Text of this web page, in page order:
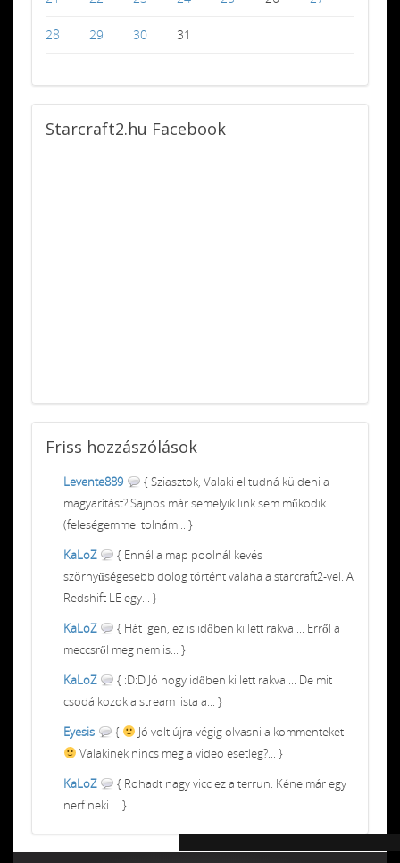
28 29 30 31
Starcraft2.hu Facebook
Friss hozzászólások
Levente889
{ Sziasztok, Valaki el tudná küldeni a
magyarítást? Sajnos már semelyik link sem működik.
(feleségemmel tolnám... }
KaLoZ
{ Ennél a map poolnál kevés
szörnyűségesebb dolog történt valaha a starcraft2-vel. A
Redshift LE egy... }
KaLoZ
{ Hát igen, ez is időben ki lett rakva ... Erről a
meccsről meg nem is... }
KaLoZ
{ :D:D Jó hogy időben ki lett rakva ... De mit
csodálkozok a stream lista a... }
Eyesis
{
Jó volt újra végig olvasni a kommenteket
Valakinek nincs meg a video esetleg?... }
KaLoZ
{ Rohadt nagy vicc ez a terrun. Kéne már egy
nerf neki ... }